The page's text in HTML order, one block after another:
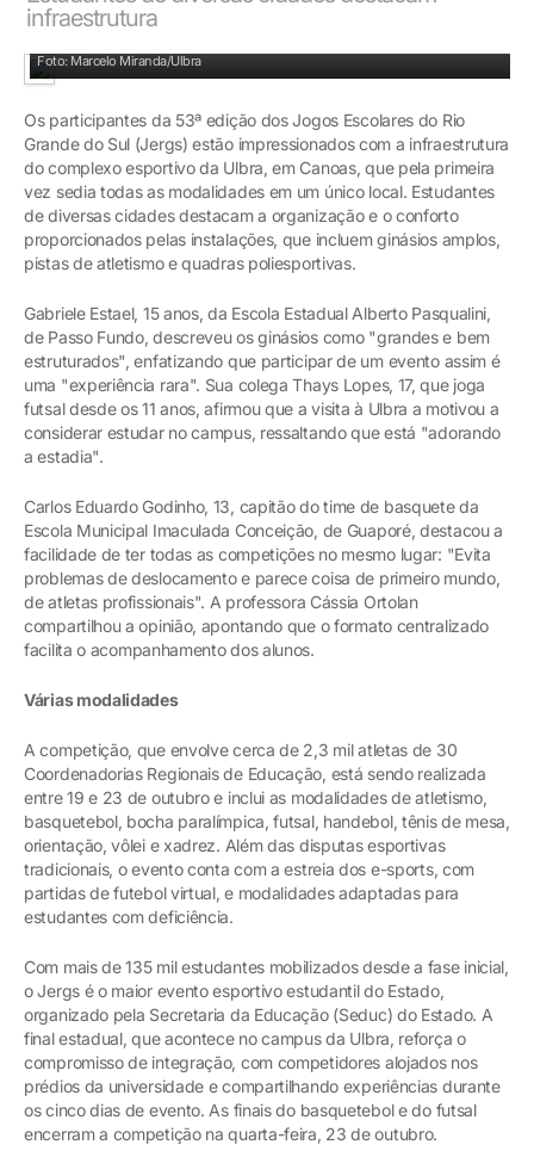
infraestrutura
Foto: Marcelo Miranda/Ulbra
Os participantes da 53ª edição dos Jogos Escolares do Rio
Grande do Sul (Jergs) estão impressionados com a infraestrutura
do complexo esportivo da Ulbra, em Canoas, que pela primeira
vez sedia todas as modalidades em um único local. Estudantes
de diversas cidades destacam a organização e o conforto
proporcionados pelas instalações, que incluem ginásios amplos,
pistas de atletismo e quadras poliesportivas.
Gabriele Estael, 15 anos, da Escola Estadual Alberto Pasqualini,
de Passo Fundo, descreveu os ginásios como "grandes e bem
estruturados", enfatizando que participar de um evento assim é
uma "experiência rara". Sua colega Thays Lopes, 17, que joga
futsal desde os 11 anos, afirmou que a visita à Ulbra a motivou a
considerar estudar no campus, ressaltando que está "adorando
a estadia".
Carlos Eduardo Godinho, 13, capitão do time de basquete da
Escola Municipal Imaculada Conceição, de Guaporé, destacou a
facilidade de ter todas as competições no mesmo lugar: "Evita
problemas de deslocamento e parece coisa de primeiro mundo,
de atletas profissionais". A professora Cássia Ortolan
compartilhou a opinião, apontando que o formato centralizado
facilita o acompanhamento dos alunos.
Várias modalidades
A competição, que envolve cerca de 2,3 mil atletas de 30
Coordenadorias Regionais de Educação, está sendo realizada
entre 19 e 23 de outubro e inclui as modalidades de atletismo,
basquetebol, bocha paralímpica, futsal, handebol, tênis de mesa,
orientação, vôlei e xadrez. Além das disputas esportivas
tradicionais, o evento conta com a estreia dos e-sports, com
partidas de futebol virtual, e modalidades adaptadas para
estudantes com deficiência.
Com mais de 135 mil estudantes mobilizados desde a fase inicial,
o Jergs é o maior evento esportivo estudantil do Estado,
organizado pela Secretaria da Educação (Seduc) do Estado. A
final estadual, que acontece no campus da Ulbra, reforça o
compromisso de integração, com competidores alojados nos
prédios da universidade e compartilhando experiências durante
os cinco dias de evento. As finais do basquetebol e do futsal
encerram a competição na quarta-feira, 23 de outubro.